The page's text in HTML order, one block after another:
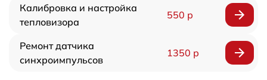
Калибровка и настройка
тепловизора
550 р
Ремонт датчика
синхроимпульсов
1350 р